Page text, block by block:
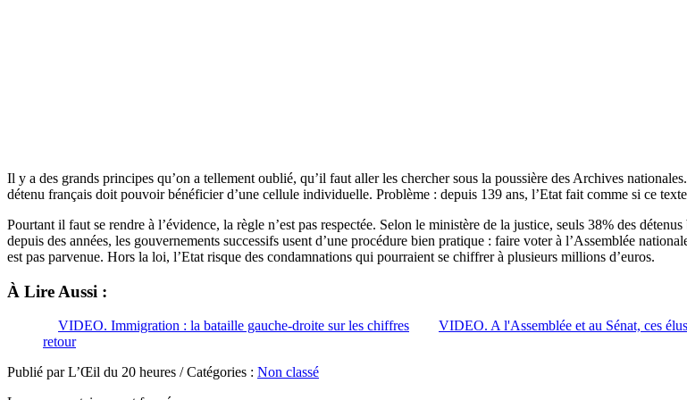
Il y a des grands principes qu’on a tellement oublié, qu’il faut aller les chercher sous la poussière des Archives
détenu français doit pouvoir bénéficier d’une cellule individuelle. Problème : depuis 139 ans, l’Etat fait comme si ce texte
Pourtant il faut se rendre à l’évidence, la règle n’est pas respectée. Selon le ministère de la justice, seuls 38% des
depuis des années, les gouvernements successifs usent d’une procédure bien pratique : faire voter à l’Assemblée
est pas parvenue. Hors la loi, l’Etat risque des condamnations qui pourraient se chiffrer à plusieurs millions d’euros.
À Lire Aussi :
VIDEO. Immigration : la bataille gauche-droite sur les chiffres VIDEO. A l'Assemblée et au Sénat, ces
retour
Publié par L’Œil du 20 heures / Catégories : Non classé